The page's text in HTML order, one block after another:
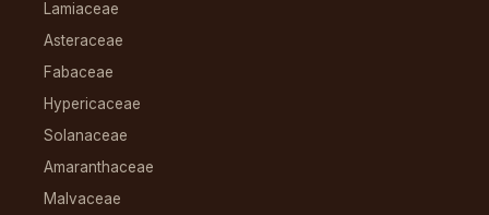
Lamiaceae
Asteraceae
Fabaceae
Hypericaceae
Solanaceae
Amaranthaceae
Malvaceae